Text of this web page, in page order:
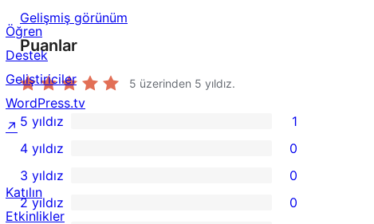
Gelişmiş görünüm
Puanlar
5 üzerinden 5 yıldız.
1
5
yıldızlı
inceleme
5 yıldız 1
4
yıldızlı
4 yıldız 0
0
3
3 yıldız 0
0
2 yıldız 0
Öğren
Destek
Geliştiriciler
WordPress.tv
↗
Katılın
Etkinlikler